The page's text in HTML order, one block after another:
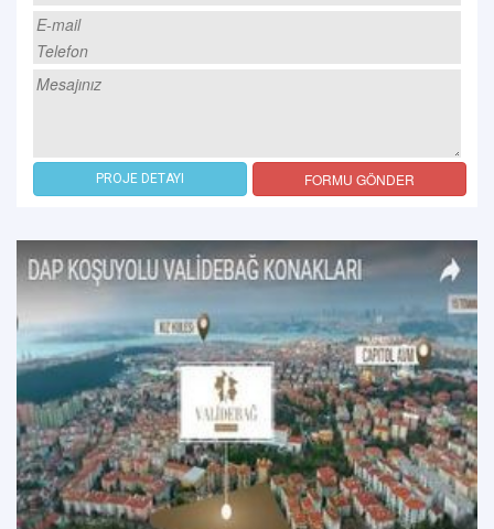
PROJE DETAYI FORMU GÖNDER